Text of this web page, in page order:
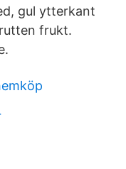
gul ytterkant
frukt.